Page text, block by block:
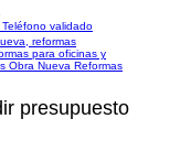
Teléfono validado
reformas
para oficinas y
Obra Nueva Reformas
presupuesto